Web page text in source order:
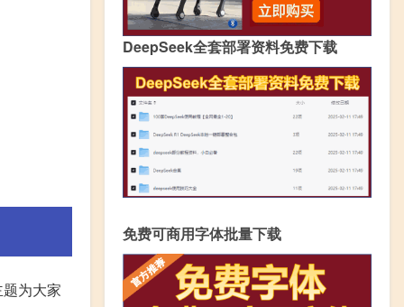
为大家
DeepSeek全套部署资料免费下载
免费可商用字体批量下载